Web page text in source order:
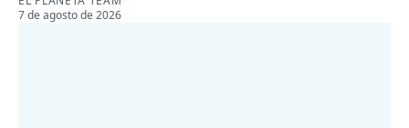
7 de agosto de 2026